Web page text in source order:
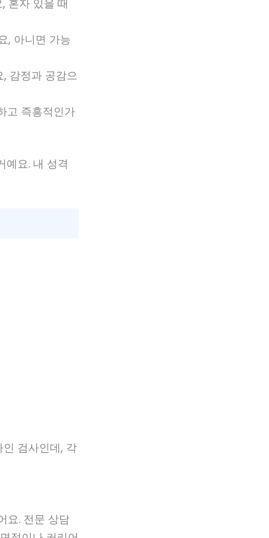
혼자 있을 때
, 아니면 가능
감정과 공감으
고 즉흥적인가
예요. 내 성격
검사인데, 각
요. 전문 상담